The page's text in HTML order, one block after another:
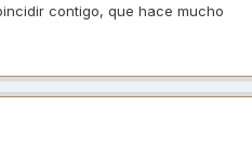
contigo, que hace mucho